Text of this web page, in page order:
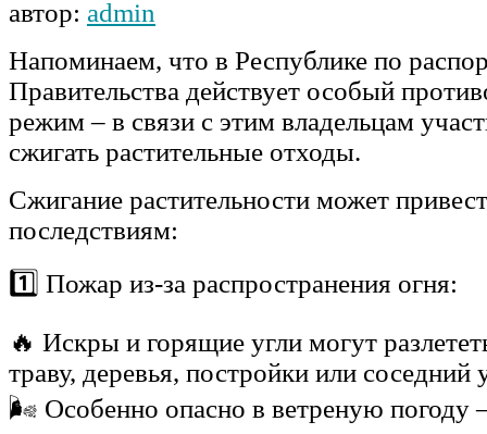
автор: admin
Напоминаем, что в Республике по
Правительства действует особый
режим – в связи с этим владельцам
сжигать растительные отходы.
Сжигание растительности может
последствиям:
1️⃣ Пожар из-за распространения огня:
🔥 Искры и горящие угли могут
траву, деревья, постройки или соседний
🌬️ Особенно опасно в ветреную погоду